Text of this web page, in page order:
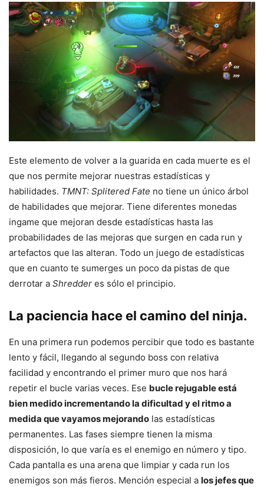
Este elemento de volver a la guarida en cada muerte es el
que nos permite mejorar nuestras estadísticas y
habilidades. TMNT: Splitered Fate no tiene un único árbol
de habilidades que mejorar. Tiene diferentes monedas
ingame que mejoran desde estadísticas hasta las
probabilidades de las mejoras que surgen en cada run y
artefactos que las alteran. Todo un juego de estadísticas
que en cuanto te sumerges un poco da pistas de que
derrotar a Shredder es sólo el principio.
La paciencia hace el camino del ninja.
En una primera run podemos percibir que todo es bastante
lento y fácil, llegando al segundo boss con relativa
facilidad y encontrando el primer muro que nos hará
repetir el bucle varias veces. Ese bucle rejugable está
bien medido incrementando la dificultad y el ritmo a
medida que vayamos mejorando las estadísticas
permanentes. Las fases siempre tienen la misma
disposición, lo que varía es el enemigo en número y tipo.
Cada pantalla es una arena que limpiar y cada run los
enemigos son más fieros. Mención especial a los jefes que